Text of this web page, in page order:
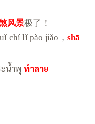
风景极了！
chí lǐ pào jiǎo， shā
น้ำพุ ทำลาย